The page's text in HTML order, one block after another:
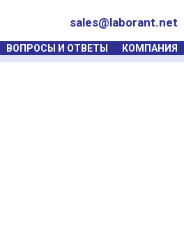
sales@laborant.net
ВОПРОСЫ И ОТВЕТЫ КОМПАНИЯ